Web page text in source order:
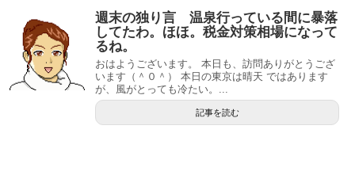
週末の独り言 温泉行っている間に暴落
してたわ。ほほ。税金対策相場になって
るね。
おはようございます。 本日も、訪問ありがとうござ
います（＾０＾） 本日の東京は晴天 ではあります
が、風がとっても冷たい。...
記事を読む